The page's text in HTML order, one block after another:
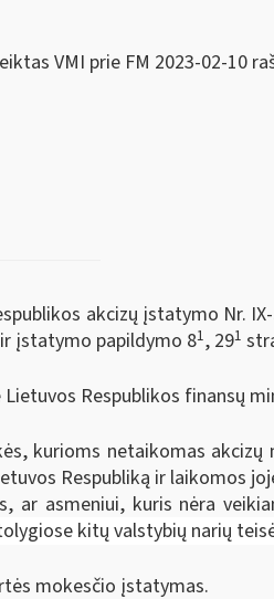
VMI prie FM 2023-02-10
akcizų įstatymo Nr.
įstatymo papildymo 81, 291
Respublikos finansų
kurioms netaikomas
Respubliką ir laikomos
ar asmeniui, kuris nėra
kitų valstybių narių
mokesčio įstatymas.